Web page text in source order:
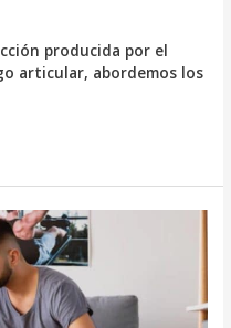
producida por el
articular, abordemos los